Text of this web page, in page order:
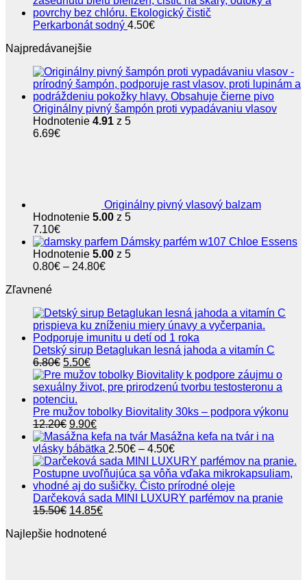
Perkarbonát sodný 4.50€
Najpredávanejšie
Originálny pivný šampón proti vypadávaniu vlasov
Hodnotenie 4.91 z 5
6.69€
Originálny pivný vlasový balzam
Hodnotenie 5.00 z 5
7.10€
Dámsky parfém w107 Chloe Essens
Hodnotenie 5.00 z 5
0.80€ – 24.80€Price
24.80€
Zľavnené
Detský sirup Betaglukan lesná jahoda a vitamín C
6.80€ Pôvodná
cena
bola:
6.80€.
5.50€Aktuálna
cena
je:
Pre mužov tobolky Biovitality 30ks – podpora výkonu
12.20€ Pôvodná
cena
bola:
12.20€.
9.90€Aktuálna
cena
je:
9.90€.
Masážna kefa na tvár i na
vlásky bábätka 2.50€ – 4.50€Price
range:
2.50€
through
4.50€
Darčeková sada MINI LUXURY parfémov na pranie
15.50€ Pôvodná
bola:
14.85€Aktuálna
je:
Najlepšie hodnotené